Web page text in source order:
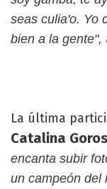
seas culia'o. Yo
bien a la gente",
La última
Catalina
encanta subir
un campeón del